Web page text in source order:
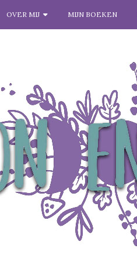
OVER MIJ MIJN BOEKEN